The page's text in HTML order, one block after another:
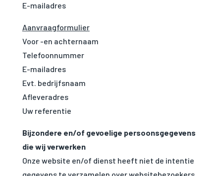
E-mailadres
Aanvraagformulier
Voor -en achternaam
Telefoonnummer
E-mailadres
Evt. bedrijfsnaam
Afleveradres
Uw referentie
Bijzondere en/of gevoelige persoonsgegevens
die wij verwerken
Onze website en/of dienst heeft niet de intentie